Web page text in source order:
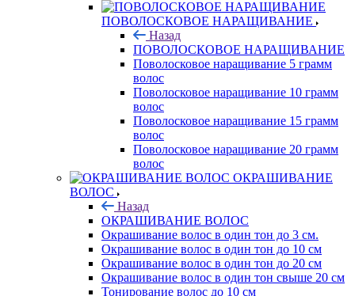
ПОВОЛОСКОВОЕ НАРАЩИВАНИЕ
Назад
ПОВОЛОСКОВОЕ НАРАЩИВАНИЕ
Поволосковое наращивание 5 грамм
волос
Поволосковое наращивание 10 грамм
волос
Поволосковое наращивание 15 грамм
волос
Поволосковое наращивание 20 грамм
волос
ОКРАШИВАНИЕ
ВОЛОС
Назад
ОКРАШИВАНИЕ ВОЛОС
Окрашивание волос в один тон до 3 см.
Окрашивание волос в один тон до 10 см
Окрашивание волос в один тон до 20 см
Окрашивание волос в один тон свыше 20 см
Тонирование волос до 10 см